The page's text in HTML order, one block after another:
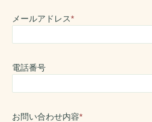
メールアドレス*
電話番号
お問い合わせ内容*